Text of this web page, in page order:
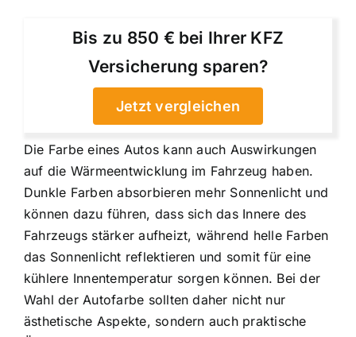
Bis zu 850 € bei Ihrer KFZ
Versicherung sparen?
Jetzt vergleichen
Die Farbe eines Autos kann auch Auswirkungen
auf die Wärmeentwicklung im Fahrzeug haben.
Dunkle Farben absorbieren mehr Sonnenlicht und
können dazu führen, dass sich das Innere des
Fahrzeugs stärker aufheizt, während helle Farben
das Sonnenlicht reflektieren und somit für eine
kühlere Innentemperatur sorgen können. Bei der
Wahl der Autofarbe sollten daher nicht nur
ästhetische Aspekte, sondern auch praktische